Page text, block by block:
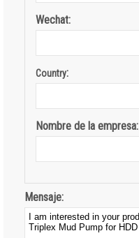
Wechat:
Country:
Nombre de la empresa:
Mensaje: